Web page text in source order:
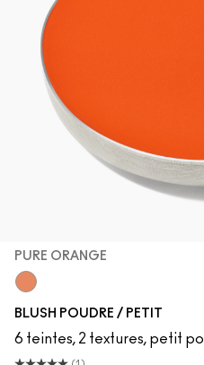
PURE ORANGE
BLUSH POUDRE / PETIT
6 teintes, 2 textures, petit